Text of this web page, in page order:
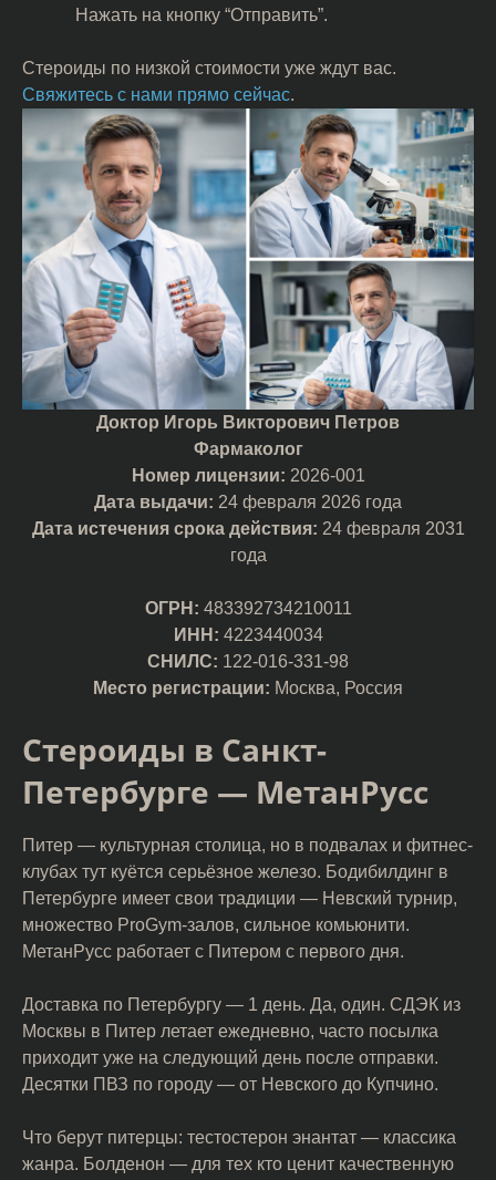
Нажать на кнопку “Отправить”.
Стероиды по низкой стоимости уже ждут вас.
Свяжитесь с нами прямо сейчас.
Доктор Игорь Викторович Петров
Фармаколог
Номер лицензии: 2026-001
Дата выдачи: 24 февраля 2026 года
Дата истечения срока действия: 24 февраля 2031
года
ОГРН: 483392734210011
ИНН: 4223440034
СНИЛС: 122-016-331-98
Место регистрации: Москва, Россия
Стероиды в Санкт-
Петербурге — МетанРусс
Питер — культурная столица, но в подвалах и фитнес-
клубах тут куётся серьёзное железо. Бодибилдинг в
Петербурге имеет свои традиции — Невский турнир,
множество ProGym-залов, сильное комьюнити.
МетанРусс работает с Питером с первого дня.
Доставка по Петербургу — 1 день. Да, один. СДЭК из
Москвы в Питер летает ежедневно, часто посылка
приходит уже на следующий день после отправки.
Десятки ПВЗ по городу — от Невского до Купчино.
Что берут питерцы: тестостерон энантат — классика
жанра. Болденон — для тех кто ценит качественную